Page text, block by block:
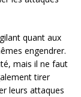
quant aux
engendrer.
mais il ne faut
tirer
leurs attaques